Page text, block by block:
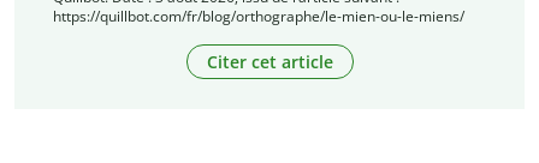
https://quillbot.com/fr/blog/orthographe/le-mien-ou-le-miens/
Citer cet article